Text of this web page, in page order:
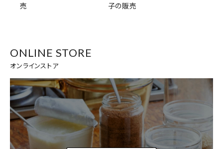
売
子の販売
ONLINE STORE
オンラインストア